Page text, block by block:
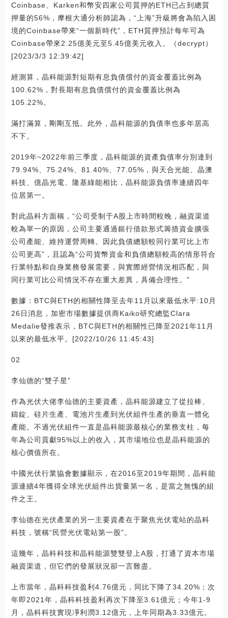
Coinbase、Karken和幣安四家公司質押的ETH已占到總質
押量的56%，摩根大通分析師認為，“上海”升級將會為陷入困
境的Coinbase帶來“一個新時代”，ETH質押預計每年可為
Coinbase帶來2.25億美元至5.45億美元收入。（decrypt）
[2023/3/3 12:39:42]
經測算，晶科能源對短期有息負債償付的資金覆蓋比例為
100.62%，對長期有息負債償付的資金覆蓋比例為
105.22%。
滿打滿算，剛剛互抵。此外，晶科能源的負債率也多年居高
不下。
2019年~2022年前三季度，晶科能源的資產負債率分別達到
79.94%、75.24%、81.40%、77.05%，與天合光能、晶澳
科技、億晶光電、隆基綠能相比，晶科能源負債率連續四年
位居第一。
對此晶科方面稱，“公司受制于A股上市時間較晚，融資渠道
較為單一的原因，公司主要通過銀行借款形式籌措資金擴張
公司產能、維持運營周轉。因此負債總額較同行業可比上市
公司更高”，且認為“公司貨幣資金和負債總額較高的情形符合
行業特點和自身業務發展需要，與實際經營情況相匹配，與
同行業可比公司情況不存在重大差異，具備合理性。”
數據：BTC與ETH的相關性降至去年11月以來最低水平:10月
26日消息，加密市場數據提供商Kaiko研究總監Clara
Medalie發推表示，BTC與ETH的相關性已降至2021年11月
以來的最低水平。[2022/10/26 11:45:43]
02
李仙德的“雙子星”
作為光伏大佬李仙德的主要資產，晶科能源建立了從拉棒、
鑄錠、硅片生產、電池片生產到光伏組件生產的垂直一體化
產能。不過光伏組件一直是晶科能源最核心的業務支柱，每
年為公司貢獻95%以上的收入，其市場地位也是晶科能源的
核心價值所在。
中國光伏行業協會數據顯示，在2016至2019年期間，晶科能
源連續4年獲得全球光伏組件出貨量第一名，是當之無愧的組
件之王。
李仙德在光伏產業的另一主要資產在于聚焦光伏電站的晶科
科技，號稱“民營光伏電站第一股”。
這幾年，晶科科技和晶科能源雙雙登上A股，打通了資本市場
融資渠道，但它們的發展狀況卻一言難盡。
上市當年，晶科科技盈利4.76億元，同比下降了34.20%；次
年即2021年，晶科科技盈利再次下降至3.61億元；今年1-9
月，晶科科技實現凈利潤3.12億元，上年同期為3.33億元。